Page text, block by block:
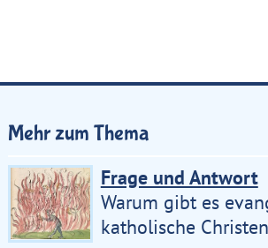
Mehr zum Thema
Frage und Antwort
Warum gibt es
katholische